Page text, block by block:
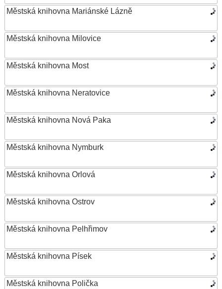
Městská knihovna Mariánské Lázně
Městská knihovna Milovice
Městská knihovna Most
Městská knihovna Neratovice
Městská knihovna Nová Paka
Městská knihovna Nymburk
Městská knihovna Orlová
Městská knihovna Ostrov
Městská knihovna Pelhřimov
Městská knihovna Písek
Městská knihovna Polička